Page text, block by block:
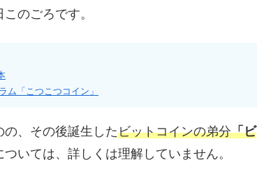
のごろです。
ム「こつこつコイン」
、その後誕生したビットコインの弟分「ビ
ついては、詳しくは理解していません。